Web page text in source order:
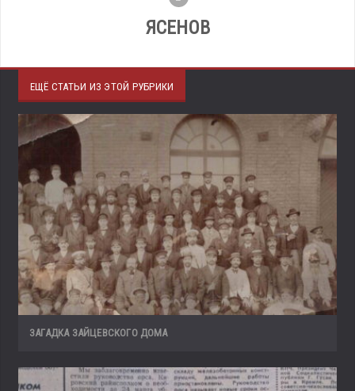
ЯСЕНОВ
ЕЩЁ СТАТЬИ ИЗ ЭТОЙ РУБРИКИ
ЗАГАДКА ЗАЙЦЕВСКОГО ДОМА